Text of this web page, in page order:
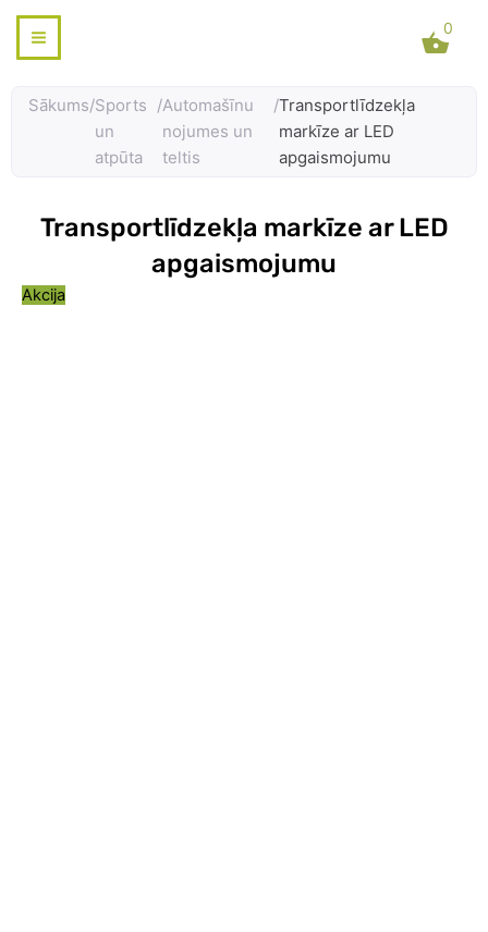
Skip
content
0
Sākums/Sports
un
atpūta
/Automašīnu
nojumes un
teltis
/Transportlīdzekļa
markīze ar LED
apgaismojumu
Transportlīdzekļa markīze ar LED
apgaismojumu
Akcija